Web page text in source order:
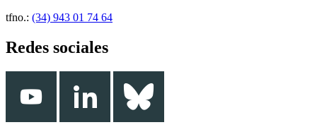
tfno.: (34) 943 01 74 64
Redes sociales